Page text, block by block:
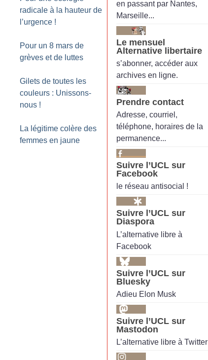
radicale à la hauteur de
l’urgence !
Pour un 8 mars de
grèves et de luttes
Gilets de toutes les
couleurs : Unissons-
nous !
La légitime colère des
femmes en jaune
en passant par Nantes,
Marseille...
Le mensuel
Alternative libertaire
s’abonner, accéder aux
archives en ligne.
Prendre contact
Adresse, courriel,
téléphone, horaires de la
permanence...
Suivre l’UCL sur
Facebook
le réseau antisocial !
Suivre l’UCL sur
Diaspora
L’alternative libre à
Facebook
Suivre l’UCL sur
Bluesky
Adieu Elon Musk
Suivre l’UCL sur
Mastodon
L’alternative libre à Twitter